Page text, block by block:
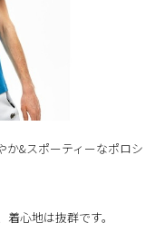
か&スポーティーなポロシ
心地は抜群です。